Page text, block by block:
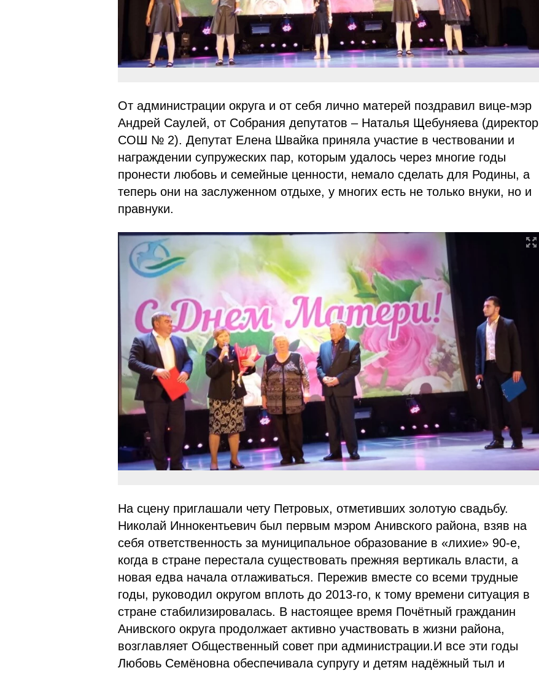
От администрации округа и от себя лично матерей поздравил вице-мэр
Андрей Саулей, от Собрания депутатов – Наталья Щебуняева (директор
СОШ № 2). Депутат Елена Швайка приняла участие в чествовании и
награждении супружеских пар, которым удалось через многие годы
пронести любовь и семейные ценности, немало сделать для Родины, а
теперь они на заслуженном отдыхе, у многих есть не только внуки, но и
правнуки.
На сцену приглашали чету Петровых, отметивших золотую свадьбу.
Николай Иннокентьевич был первым мэром Анивского района, взяв на
себя ответственность за муниципальное образование в «лихие» 90-е,
когда в стране перестала существовать прежняя вертикаль власти, а
новая едва начала отлаживаться. Пережив вместе со всеми трудные
годы, руководил округом вплоть до 2013-го, к тому времени ситуация в
стране стабилизировалась. В настоящее время Почётный гражданин
Анивского округа продолжает активно участвовать в жизни района,
возглавляет Общественный совет при администрации.И все эти годы
Любовь Семёновна обеспечивала супругу и детям надёжный тыл и